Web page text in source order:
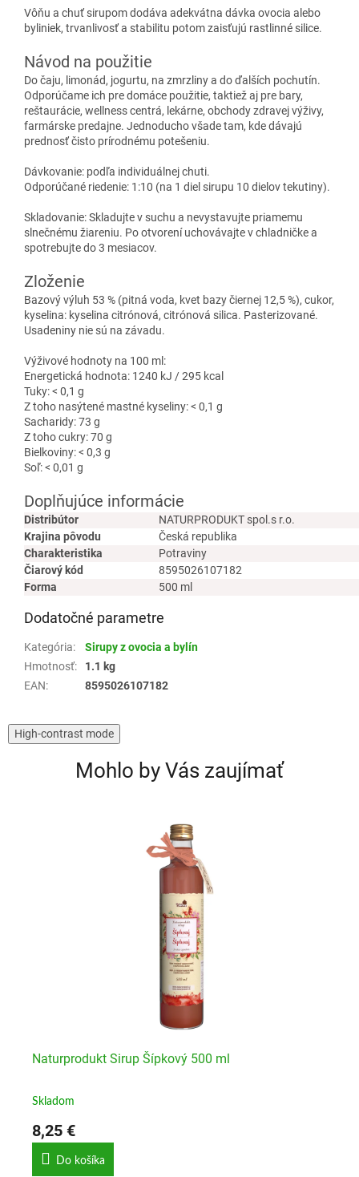
Vôňu a chuť sirupom dodáva adekvátna dávka ovocia alebo
byliniek, trvanlivosť a stabilitu potom zaisťujú rastlinné silice.
Návod na použitie
Do čaju, limonád, jogurtu, na zmrzliny a do ďalších pochutín.
Odporúčame ich pre domáce použitie, taktiež aj pre bary,
reštaurácie, wellness centrá, lekárne, obchody zdravej výživy,
farmárske predajne. Jednoducho všade tam, kde dávajú
prednosť čisto prírodnému potešeniu.
Dávkovanie: podľa individuálnej chuti.
Odporúčané riedenie: 1:10 (na 1 diel sirupu 10 dielov tekutiny).
Skladovanie: Skladujte v suchu a nevystavujte priamemu
slnečnému žiareniu. Po otvorení uchovávajte v chladničke a
spotrebujte do 3 mesiacov.
Zloženie
Bazový výluh 53 % (pitná voda, kvet bazy čiernej 12,5 %), cukor,
kyselina: kyselina citrónová, citrónová silica. Pasterizované.
Usadeniny nie sú na závadu.
Výživové hodnoty na 100 ml:
Energetická hodnota: 1240 kJ / 295 kcal
Tuky: < 0,1 g
Z toho nasýtené mastné kyseliny: < 0,1 g
Sacharidy: 73 g
Z toho cukry: 70 g
Bielkoviny: < 0,3 g
Soľ: < 0,01 g
Doplňujúce informácie
Distribútor
NATURPRODUKT spol.s r.o.
Krajina pôvodu
Česká republika
Charakteristika
Potraviny
Čiarový kód
8595026107182
Forma
500 ml
Dodatočné parametre
Kategória:
Sirupy z ovocia a bylín
Hmotnosť:
1.1 kg
EAN: 8595026107182
High-contrast mode
Mohlo by Vás zaujímať
Naturprodukt Sirup Šípkový 500 ml
Skladom
8,25 €
Do košíka